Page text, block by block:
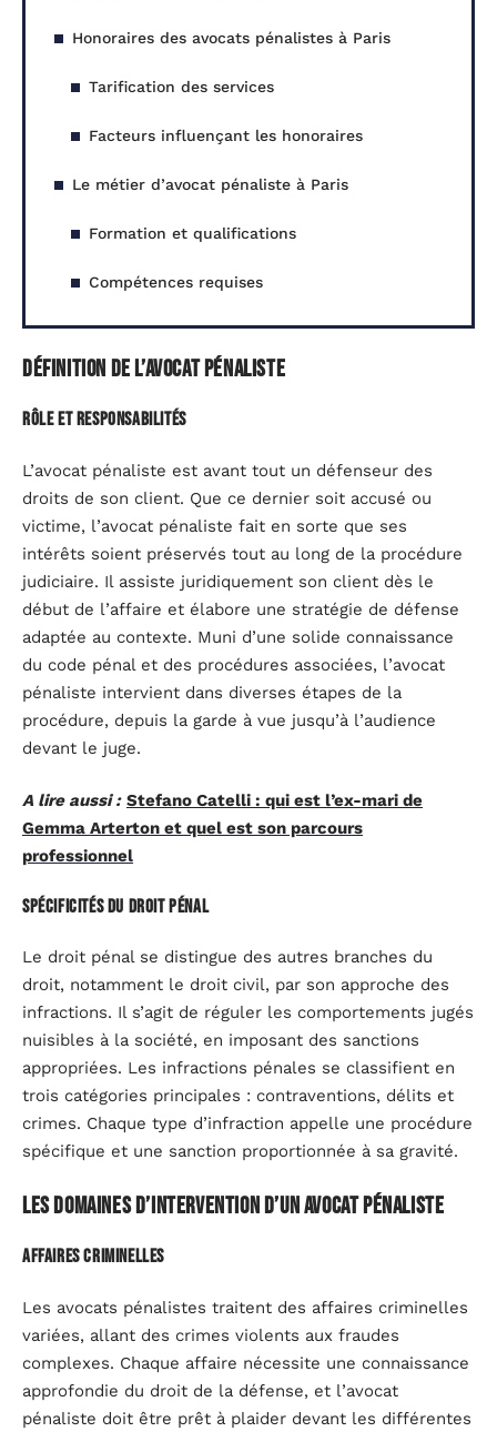
Honoraires des avocats pénalistes à Paris
Tarification des services
Facteurs influençant les honoraires
Le métier d’avocat pénaliste à Paris
Formation et qualifications
Compétences requises
Définition de l’avocat pénaliste
Rôle et responsabilités
L’avocat pénaliste est avant tout un défenseur des
droits de son client. Que ce dernier soit accusé ou
victime, l’avocat pénaliste fait en sorte que ses
intérêts soient préservés tout au long de la procédure
judiciaire. Il assiste juridiquement son client dès le
début de l’affaire et élabore une stratégie de défense
adaptée au contexte. Muni d’une solide connaissance
du code pénal et des procédures associées, l’avocat
pénaliste intervient dans diverses étapes de la
procédure, depuis la garde à vue jusqu’à l’audience
devant le juge.
A lire aussi : Stefano Catelli : qui est l’ex-mari de
Gemma Arterton et quel est son parcours
professionnel
Spécificités du droit pénal
Le droit pénal se distingue des autres branches du
droit, notamment le droit civil, par son approche des
infractions. Il s’agit de réguler les comportements jugés
nuisibles à la société, en imposant des sanctions
appropriées. Les infractions pénales se classifient en
trois catégories principales : contraventions, délits et
crimes. Chaque type d’infraction appelle une procédure
spécifique et une sanction proportionnée à sa gravité.
Les domaines d’intervention d’un avocat pénaliste
Affaires criminelles
Les avocats pénalistes traitent des affaires criminelles
variées, allant des crimes violents aux fraudes
complexes. Chaque affaire nécessite une connaissance
approfondie du droit de la défense, et l’avocat
pénaliste doit être prêt à plaider devant les différentes